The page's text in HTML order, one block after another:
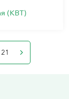
(КВТ)
21